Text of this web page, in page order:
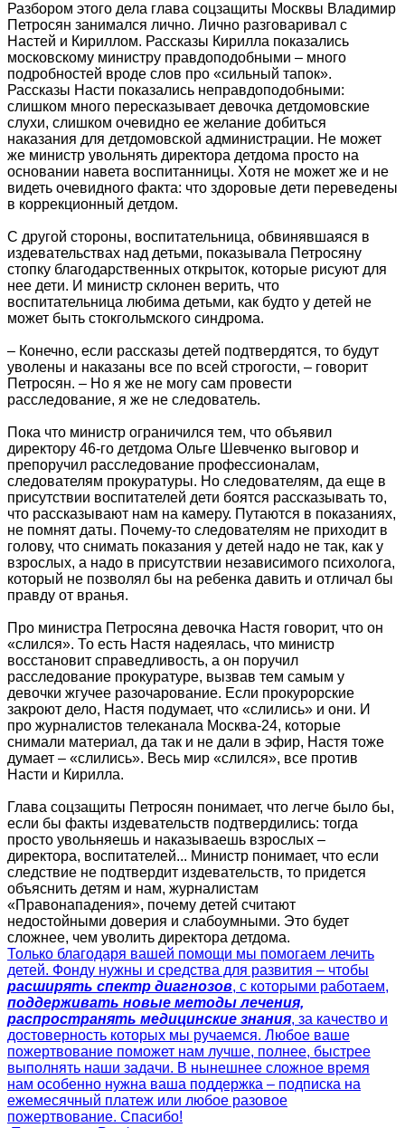
Разбором этого дела глава соцзащиты Москвы Владимир
Петросян занимался лично. Лично разговаривал с
Настей и Кириллом. Рассказы Кирилла показались
московскому министру правдоподобными – много
подробностей вроде слов про «сильный тапок».
Рассказы Насти показались неправдоподобными:
слишком много пересказывает девочка детдомовские
слухи, слишком очевидно ее желание добиться
наказания для детдомовской администрации. Не может
же министр увольнять директора детдома просто на
основании навета воспитанницы. Хотя не может же и не
видеть очевидного факта: что здоровые дети переведены
в коррекционный детдом.
С другой стороны, воспитательница, обвинявшаяся в
издевательствах над детьми, показывала Петросяну
стопку благодарственных открыток, которые рисуют для
нее дети. И министр склонен верить, что
воспитательница любима детьми, как будто у детей не
может быть стокгольмского синдрома.
– Конечно, если рассказы детей подтвердятся, то будут
уволены и наказаны все по всей строгости, – говорит
Петросян. – Но я же не могу сам провести
расследование, я же не следователь.
Пока что министр ограничился тем, что объявил
директору 46-го детдома Ольге Шевченко выговор и
препоручил расследование профессионалам,
следователям прокуратуры. Но следователям, да еще в
присутствии воспитателей дети боятся рассказывать то,
что рассказывают нам на камеру. Путаются в показаниях,
не помнят даты. Почему-то следователям не приходит в
голову, что снимать показания у детей надо не так, как у
взрослых, а надо в присутствии независимого психолога,
который не позволял бы на ребенка давить и отличал бы
правду от вранья.
Про министра Петросяна девочка Настя говорит, что он
«слился». То есть Настя надеялась, что министр
восстановит справедливость, а он поручил
расследование прокуратуре, вызвав тем самым у
девочки жгучее разочарование. Если прокурорские
закроют дело, Настя подумает, что «слились» и они. И
про журналистов телеканала Москва-24, которые
снимали материал, да так и не дали в эфир, Настя тоже
думает – «слились». Весь мир «слился», все против
Насти и Кирилла.
Глава соцзащиты Петросян понимает, что легче было бы,
если бы факты издевательств подтвердились: тогда
просто увольняешь и наказываешь взрослых –
директора, воспитателей... Министр понимает, что если
следствие не подтвердит издевательств, то придется
объяснить детям и нам, журналистам
«Правонападения», почему детей считают
недостойными доверия и слабоумными. Это будет
сложнее, чем уволить директора детдома.
Только благодаря вашей помощи мы помогаем лечить
детей. Фонду нужны и средства для развития – чтобы
расширять спектр диагнозов, с которыми работаем,
поддерживать новые методы лечения,
распространять медицинские знания, за качество и
достоверность которых мы ручаемся. Любое ваше
пожертвование поможет нам лучше, полнее, быстрее
выполнять наши задачи. В нынешнее сложное время
нам особенно нужна ваша поддержка – подписка на
ежемесячный платеж или любое разовое
пожертвование. Спасибо!